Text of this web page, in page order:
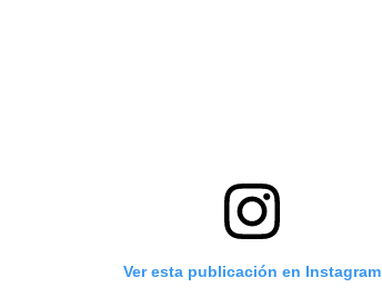
Ver esta publicación en Instagram